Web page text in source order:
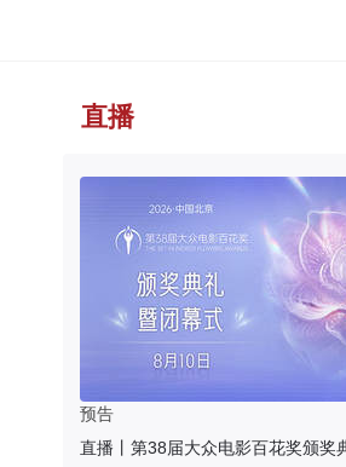
直播
预告
直播丨第38届大众电影百花奖颁奖